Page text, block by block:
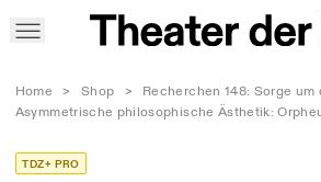
Home > Shop > Recherchen 148: Sorge um
Asymmetrische philosophische Ästhetik:
TDZ+ PRO